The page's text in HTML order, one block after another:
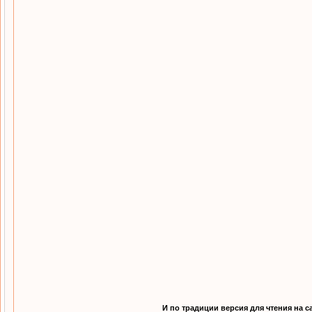
И по традиции версия для чтения на